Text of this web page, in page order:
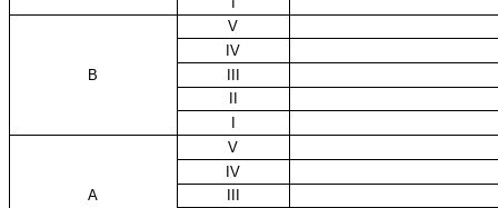
B
V
IV
A
V
IV